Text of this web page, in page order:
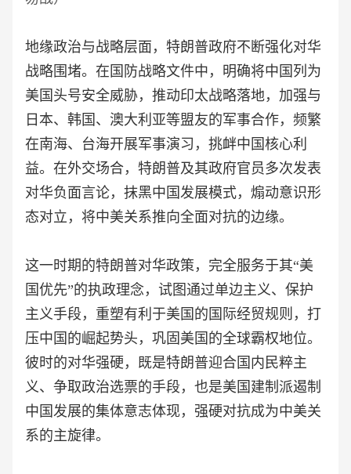
地缘政治与战略层面，特朗普政府不断强化对华
战略围堵。在国防战略文件中，明确将中国列为
美国头号安全威胁，推动印太战略落地，加强与
日本、韩国、澳大利亚等盟友的军事合作，频繁
在南海、台海开展军事演习，挑衅中国核心利
益。在外交场合，特朗普及其政府官员多次发表
对华负面言论，抹黑中国发展模式，煽动意识形
态对立，将中美关系推向全面对抗的边缘。
这一时期的特朗普对华政策，完全服务于其“美
国优先”的执政理念，试图通过单边主义、保护
主义手段，重塑有利于美国的国际经贸规则，打
压中国的崛起势头，巩固美国的全球霸权地位。
彼时的对华强硬，既是特朗普迎合国内民粹主
义、争取政治选票的手段，也是美国建制派遏制
中国发展的集体意志体现，强硬对抗成为中美关
系的主旋律。